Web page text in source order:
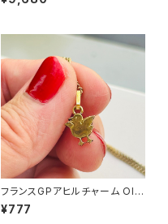
フランスGPアヒルチャーム Old
Stock GPチェーンネックレス
（37cm）
¥777